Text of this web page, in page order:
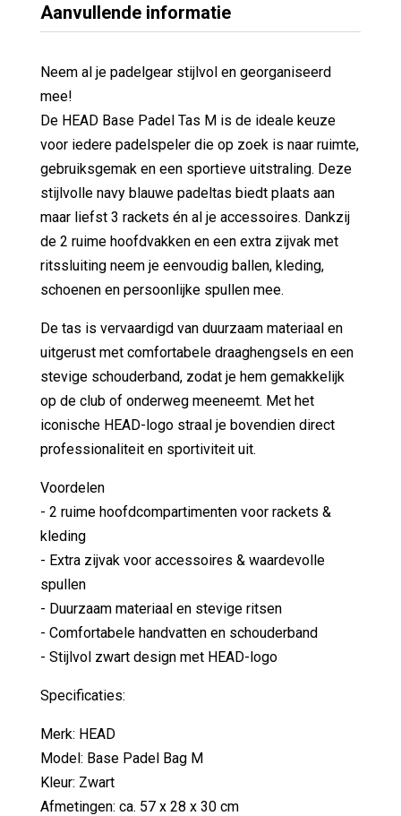
Aanvullende informatie
Neem al je padelgear stijlvol en georganiseerd
mee!
De HEAD Base Padel Tas M is de ideale keuze
voor iedere padelspeler die op zoek is naar ruimte,
gebruiksgemak en een sportieve uitstraling. Deze
stijlvolle navy blauwe padeltas biedt plaats aan
maar liefst 3 rackets én al je accessoires. Dankzij
de 2 ruime hoofdvakken en een extra zijvak met
ritssluiting neem je eenvoudig ballen, kleding,
schoenen en persoonlijke spullen mee.
De tas is vervaardigd van duurzaam materiaal en
uitgerust met comfortabele draaghengsels en een
stevige schouderband, zodat je hem gemakkelijk
op de club of onderweg meeneemt. Met het
iconische HEAD-logo straal je bovendien direct
professionaliteit en sportiviteit uit.
Voordelen
- 2 ruime hoofdcompartimenten voor rackets &
kleding
- Extra zijvak voor accessoires & waardevolle
spullen
- Duurzaam materiaal en stevige ritsen
- Comfortabele handvatten en schouderband
- Stijlvol zwart design met HEAD-logo
Specificaties:
Merk: HEAD
Model: Base Padel Bag M
Kleur: Zwart
Afmetingen: ca. 57 x 28 x 30 cm